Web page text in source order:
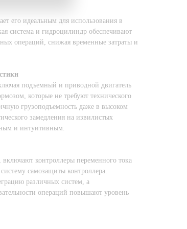
его идеальным для использования в
система и гидроцилиндр обеспечивают
операций, снижая временные затраты и
подъемный и приводной двигатель
которые не требуют технического
грузоподъемность даже в высоком
замедления на извилистых
и интуитивным.
контроллеры переменного тока
самозащиты контроллера.
различных систем, а
операций повышают уровень